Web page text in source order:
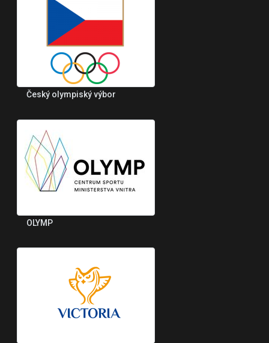
Český olympiský výbor
OLYMP